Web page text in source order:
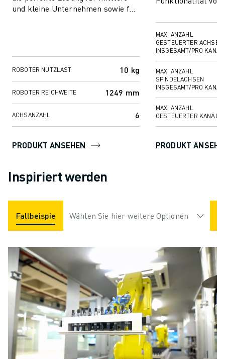
und kleine Unternehmen sowie für
ROBOTER NUTZLAST 10 kg
ROBOTER REICHWEITE 1249 mm
ACHSANZAHL 6
PRODUKT ANSEHEN
Dieses einfache,
MAX. ANZAHL
GESTEUERTER ACHSEN
INSGESAMT/PRO KANAL
MAX. ANZAHL
SPINDELACHSEN
INSGESAMT/PRO KANAL
MAX. ANZAHL
GESTEUERTER KANÄLE
PRODUKT
Inspiriert werden
Fallbeispiele Anwendungen Branchen
Wählen Sie hier weitere Optionen